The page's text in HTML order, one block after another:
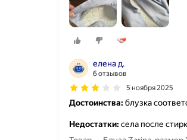
елена д.
6 отзывов
5 ноября 2025
Достоинства:блузка
Недостатки:села после